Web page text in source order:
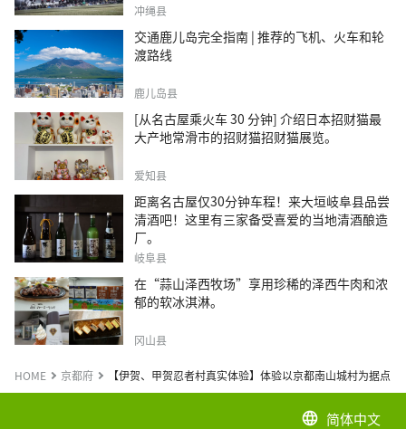
冲绳县
交通鹿儿岛完全指南 | 推荐的飞机、火车和轮
渡路线
鹿儿岛县
[从名古屋乘火车 30 分钟] 介绍日本招财猫最
大产地常滑市的招财猫招财猫展览。
爱知县
距离名古屋仅30分钟车程！来大垣岐阜县品尝
清酒吧！这里有三家备受喜爱的当地清酒酿造
厂。
岐阜县
在“蒜山泽西牧场”享用珍稀的泽西牛肉和浓
郁的软冰淇淋。
冈山县
HOME 京都府 【伊贺、甲贺忍者村真实体验】体验以京都南山城村为据点的
language 简体中文